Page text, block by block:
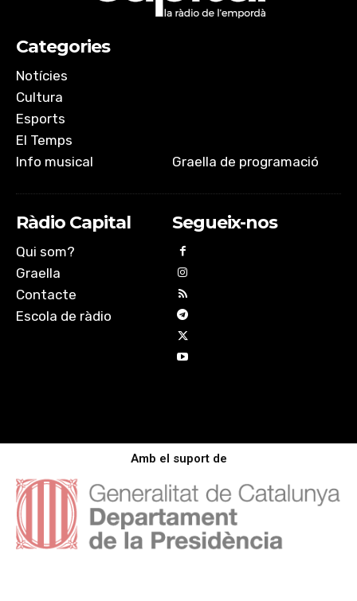
Categories
Notícies
Cultura
Esports
El Temps
Info musical
Graella de programació
Ràdio Capital
Qui som?
Graella
Contacte
Escola de ràdio
Segueix-nos
Amb el suport de